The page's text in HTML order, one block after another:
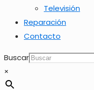
Televisión
Reparación
Contacto
Buscar
×